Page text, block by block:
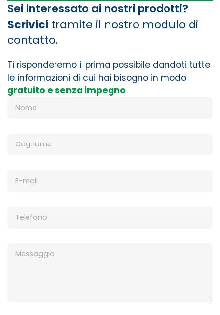
Sei interessato ai nostri prodotti?
Scrivici tramite il nostro modulo di
contatto.
Ti risponderemo il prima possibile dandoti tutte
le informazioni di cui hai bisogno in modo
gratuito e senza impegno